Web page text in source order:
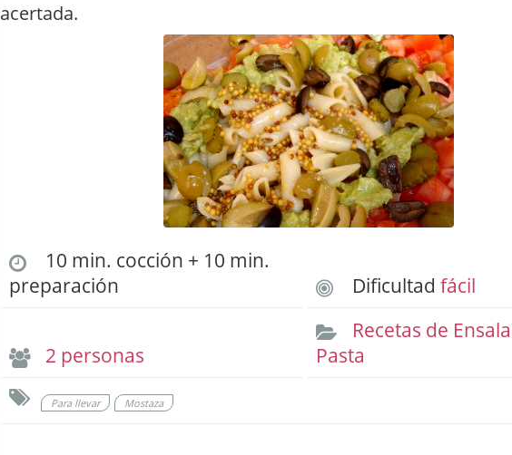
acertada.
10 min. cocción + 10 min.
preparación
Dificultadfácil
2 personas
Recetas de
Pasta
Para llevar Mostaza